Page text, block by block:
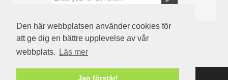
Den här webbplatsen använder cookies för
att ge dig en bättre upplevelse av vår
webbplats.
Läs mer
Jag förstår!